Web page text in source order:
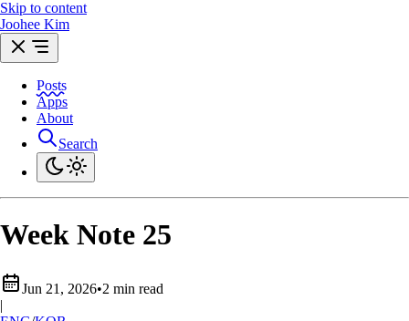
Skip to content
Joohee Kim
Posts
Apps
About
Search
Week Note 25
Jun 21, 2026•2 min read
|